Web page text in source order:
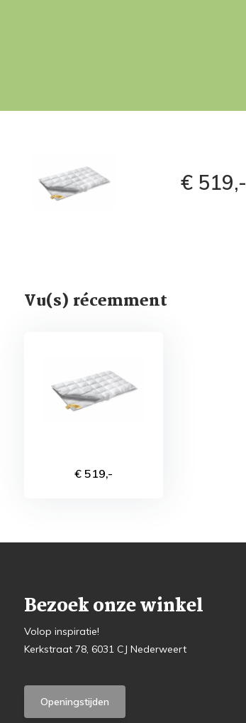
€ 519,-
Vu(s) récemment
€ 519,-
Bezoek onze winkel
Volop inspiratie!
Kerkstraat 78, 6031 CJ Nederweert
Openingstijden